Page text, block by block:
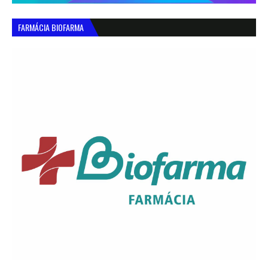
FARMÁCIA BIOFARMA